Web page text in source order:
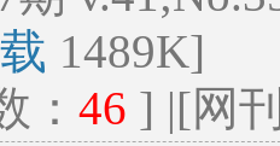
1489K]
： 46 ] |[网